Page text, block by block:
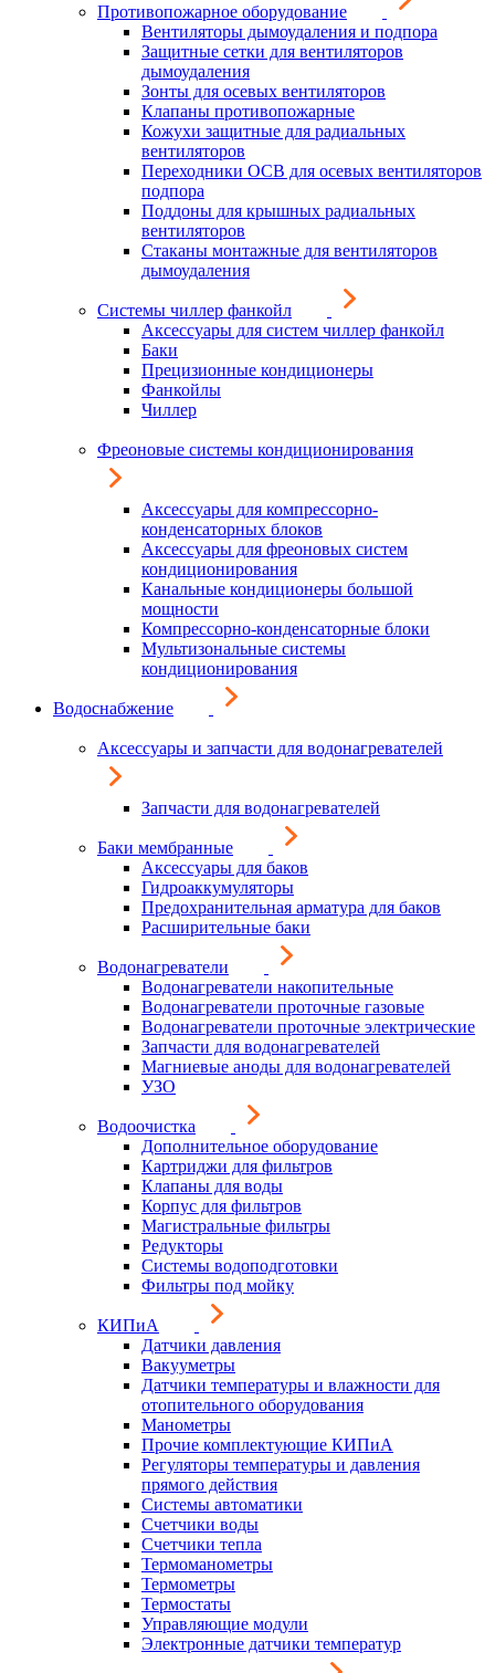
Противопожарное оборудование
Вентиляторы дымоудаления и подпора
Защитные сетки для вентиляторов
дымоудаления
Зонты для осевых вентиляторов
Клапаны противопожарные
Кожухи защитные для радиальных
вентиляторов
Переходники ОСВ для осевых вентиляторов
подпора
Поддоны для крышных радиальных
вентиляторов
Стаканы монтажные для вентиляторов
дымоудаления
Системы чиллер фанкойл
Аксессуары для систем чиллер фанкойл
Баки
Прецизионные кондиционеры
Фанкойлы
Чиллер
Фреоновые системы кондиционирования
Аксессуары для компрессорно-
конденсаторных блоков
Аксессуары для фреоновых систем
кондиционирования
Канальные кондиционеры большой
мощности
Компрессорно-конденсаторные блоки
Мультизональные системы
кондиционирования
Водоснабжение
Аксессуары и запчасти для водонагревателей
Запчасти для водонагревателей
Баки мембранные
Аксессуары для баков
Гидроаккумуляторы
Предохранительная арматура для баков
Расширительные баки
Водонагреватели
Водонагреватели накопительные
Водонагреватели проточные газовые
Водонагреватели проточные электрические
Запчасти для водонагревателей
Магниевые аноды для водонагревателей
УЗО
Водоочистка
Дополнительное оборудование
Картриджи для фильтров
Клапаны для воды
Корпус для фильтров
Магистральные фильтры
Редукторы
Системы водоподготовки
Фильтры под мойку
КИПиА
Датчики давления
Вакууметры
Датчики температуры и влажности для
отопительного оборудования
Манометры
Прочие комплектующие КИПиА
Регуляторы температуры и давления
прямого действия
Системы автоматики
Счетчики воды
Счетчики тепла
Термоманометры
Термометры
Термостаты
Управляющие модули
Электронные датчики температур